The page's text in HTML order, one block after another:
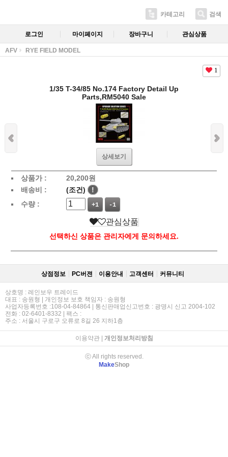
카테고리 검색
로그인 마이페이지 장바구니 관심상품
AFV RYE FIELD MODEL
1
1/35 T-34/85 No.174 Factory Detail Up
Parts,RM5040 Sale
상세보기
상품가 : 20,200원
배송비 :
(조건)
!
수량 :
+1 -1
관심상품
선택하신 상품은 관리자에게 문의하세요.
상점정보 PC버젼 이용안내 고객센터 커뮤니티
상호명 : 레인보우 트레이드
대표 : 송원형 | 개인정보 보호 책임자 : 송원형
사업자등록번호 :108-04-84864 | 통신판매업신고번호 : 광명시 신고 2004-102
전화 : 02-6401-8332 | 팩스 :
주소 : 서울시 구로구 오류로 8길 26 지하1층
이용약관| 개인정보처리방침
ⓒ All rights reserved.
MakeShop